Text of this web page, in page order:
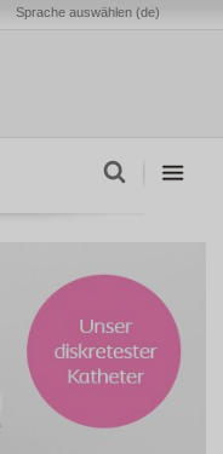
Sprache auswählen (de)